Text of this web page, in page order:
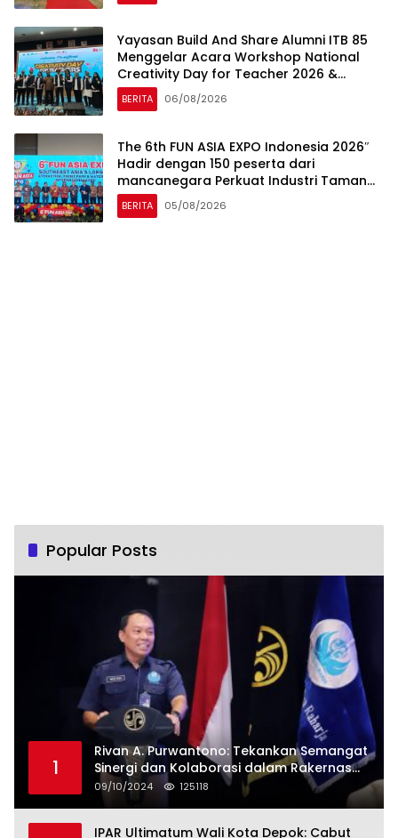
Yayasan Build And Share Alumni ITB 85
Menggelar Acara Workshop National
Creativity Day for Teacher 2026 &
Dibuka Resmi Pramono Anung (Gubernur
DKI Jakarta)
BERITA 06/08/2026
The 6th FUN ASIA EXPO Indonesia 2026″
Hadir dengan 150 peserta dari
mancanegara Perkuat Industri Taman
Rekreasi dan Ekosistem Pariwisata di
Tanah Air
BERITA 05/08/2026
Popular Posts
1
Rivan A. Purwantono: Tekankan Semangat
Sinergi dan Kolaborasi dalam Rakernas
Serikat Pekerja Jasa Raharja
09/10/2024 125118
IPAR Ultimatum Wali Kota Depok: Cabut